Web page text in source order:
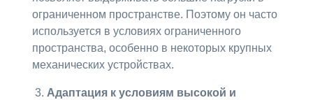
ограниченном пространстве. Поэтому он часто
используется в условиях ограниченного
пространства, особенно в некоторых крупных
механических устройствах.
3. Адаптация к условиям высокой и